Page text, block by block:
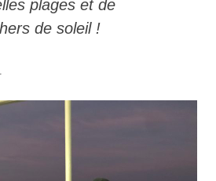
plages et de
de soleil !